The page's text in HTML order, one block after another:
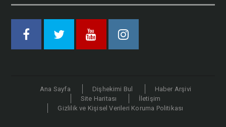
Facebook Twitter Youtube Instagram
Ana Sayfa Dişhekimi Bul
Haber Arşivi
Site Haritası
İletişim
Gizlilik ve Kişisel Verileri Koruma Politikası